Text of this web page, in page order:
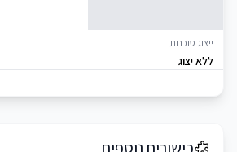
ייצוג סוכנות
ללא יצוג